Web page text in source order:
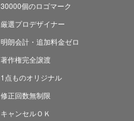
30000個のロゴマーク
厳選プロデザイナー
明朗会計・追加料金ゼロ
著作権完全譲渡
1点ものオリジナル
修正回数無制限
キャンセルＯＫ